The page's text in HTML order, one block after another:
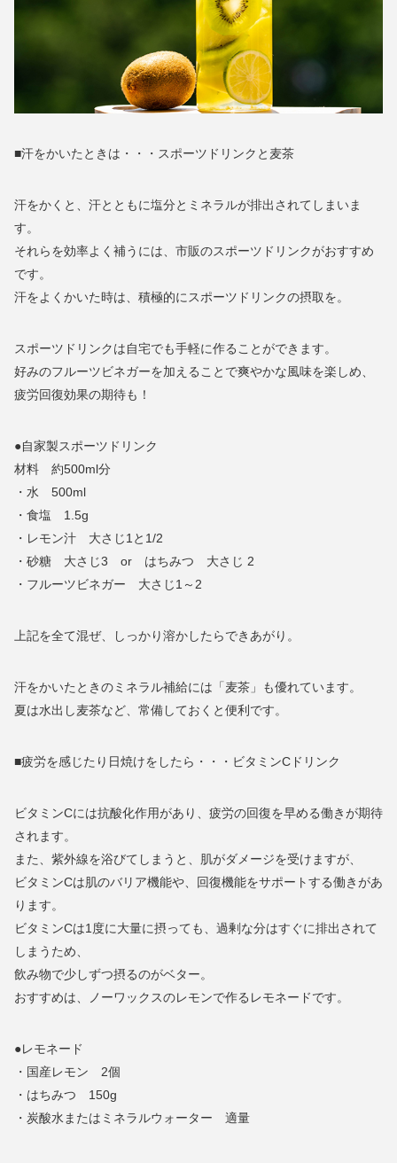
■汗をかいたときは・・・スポーツドリンクと麦茶
汗をかくと、汗とともに塩分とミネラルが排出されてしまいま
す。
それらを効率よく補うには、市販のスポーツドリンクがおすすめ
です。
汗をよくかいた時は、積極的にスポーツドリンクの摂取を。
スポーツドリンクは自宅でも手軽に作ることができます。
好みのフルーツビネガーを加えることで爽やかな風味を楽しめ、
疲労回復効果の期待も！
●自家製スポーツドリンク
材料 約500ml分
・水 500ml
・食塩 1.5g
・レモン汁 大さじ1と1/2
・砂糖 大さじ3 or はちみつ 大さじ 2
・フルーツビネガー 大さじ1～2
上記を全て混ぜ、しっかり溶かしたらできあがり。
汗をかいたときのミネラル補給には「麦茶」も優れています。
夏は水出し麦茶など、常備しておくと便利です。
■疲労を感じたり日焼けをしたら・・・ビタミンCドリンク
ビタミンCには抗酸化作用があり、疲労の回復を早める働きが期待
されます。
また、紫外線を浴びてしまうと、肌がダメージを受けますが、
ビタミンCは肌のバリア機能や、回復機能をサポートする働きがあ
ります。
ビタミンCは1度に大量に摂っても、過剰な分はすぐに排出されて
しまうため、
飲み物で少しずつ摂るのがベター。
おすすめは、ノーワックスのレモンで作るレモネードです。
●レモネード
・国産レモン 2個
・はちみつ 150g
・炭酸水またはミネラルウォーター 適量